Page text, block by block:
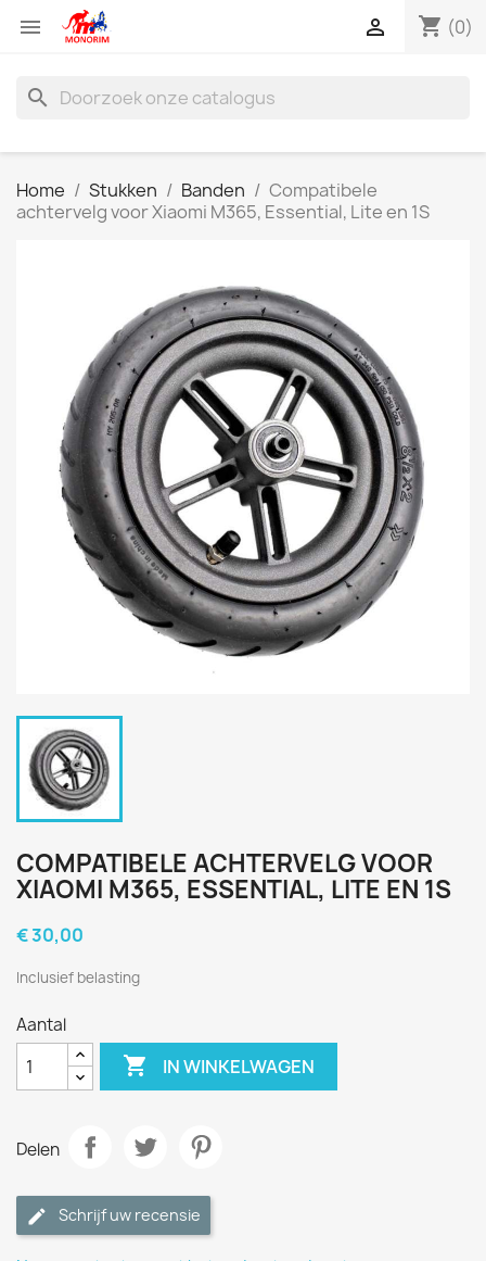
 shopping_cart (0)

search
Home Stukken Banden
Compatibele
achtervelg voor Xiaomi M365, Essential, Lite en 1S
COMPATIBELE ACHTERVELG VOOR
XIAOMI M365, ESSENTIAL, LITE EN 1S
€ 30,00
Inclusief belasting
Aantal
 IN WINKELWAGEN
Delen
Schrijf uw recensie